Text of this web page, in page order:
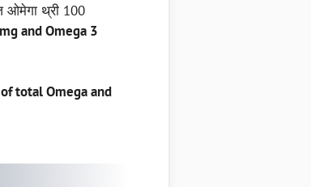
ओमेगा थ्री 100
and Omega 3
total Omega and